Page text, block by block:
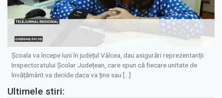
Școala va începe luni în județul Vâlcea, dau asigurări reprezentanții
Inspectoratului Școlar Județean, care spun că fiecare unitate de
învățământ va decide daca va ține sau […]
Ultimele stiri: